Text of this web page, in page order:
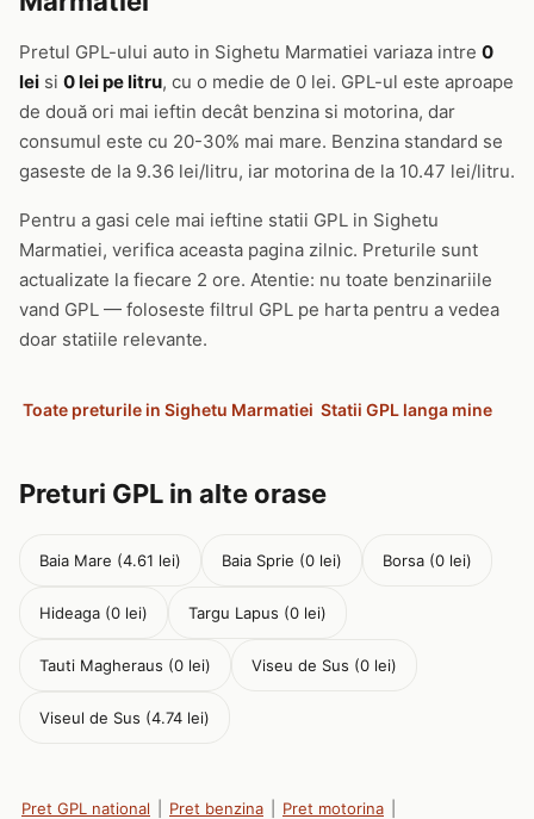
Pretul GPL-ului auto in Sighetu Marmatiei variaza intre 0
lei si 0 lei pe litru, cu o medie de 0 lei. GPL-ul este aproape
de două ori mai ieftin decât benzina si motorina, dar
consumul este cu 20-30% mai mare. Benzina standard se
gaseste de la 9.36 lei/litru, iar motorina de la 10.47 lei/litru.
Pentru a gasi cele mai ieftine statii GPL in Sighetu
Marmatiei, verifica aceasta pagina zilnic. Preturile sunt
actualizate la fiecare 2 ore. Atentie: nu toate benzinariile
vand GPL — foloseste filtrul GPL pe harta pentru a vedea
doar statiile relevante.
Toate preturile in Sighetu Marmatiei Statii GPL langa mine
Preturi GPL in alte orase
Baia Mare (4.61 lei) Baia Sprie (0 lei) Borsa (0 lei)
Hideaga (0 lei) Targu Lapus (0 lei)
Tauti Magheraus (0 lei) Viseu de Sus (0 lei)
Viseul de Sus (4.74 lei)
Pret GPL national Pret benzina Pret motorina